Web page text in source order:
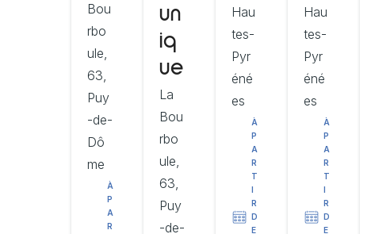
Bou
rbo
ule,
63,
Puy
-de-
Dô
me
À
P
A
R
un
iq
ue
La
Bou
rbo
ule,
63,
Puy
-de-
Hau
tes-
Pyr
éné
es
À
P
A
R
T
I
R
D
E
Hau
tes-
Pyr
éné
es
À
P
A
R
T
I
R
D
E